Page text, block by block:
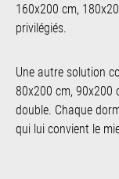
160x200 cm,
privilégiés.
Une autre solution
80x200 cm, 90x200
double. Chaque
qui lui convient le